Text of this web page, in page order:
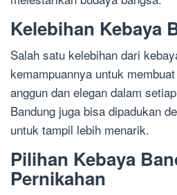
Kelebihan Kebaya
Salah satu kelebihan dari
kemampuannya untuk
anggun dan elegan dalam
Bandung juga bisa dipadukan
untuk tampil lebih menarik.
Pilihan Kebaya
Pernikahan